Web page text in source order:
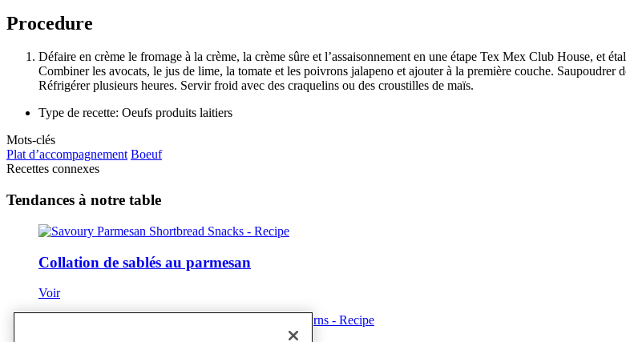
Procedure
Défaire en crème le fromage à la crème, la crème sûre et l’assaisonnement en une étape Tex Mex Club House, et
Combiner les avocats, le jus de lime, la tomate et les poivrons jalapeno et ajouter à la première couche.
Réfrigérer plusieurs heures. Servir froid avec des craquelins ou des croustilles de maïs.
Type de recette: Oeufs produits laitiers
Mots-clés
Plat d’accompagnement Boeuf
Recettes connexes
Tendances à notre table
Collation de sablés au parmesan
Voir